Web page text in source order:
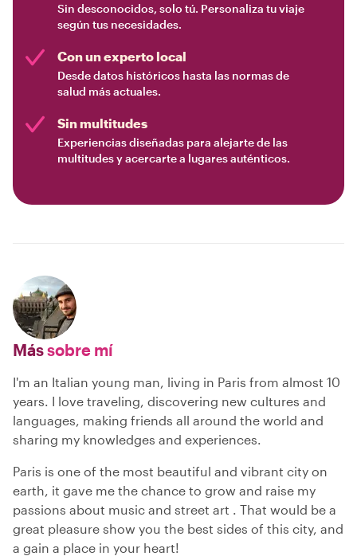
Sin desconocidos, solo tú. Personaliza tu viaje
según tus necesidades.
Con un experto local
Desde datos históricos hasta las normas de
salud más actuales.
Sin multitudes
Experiencias diseñadas para alejarte de las
multitudes y acercarte a lugares auténticos.
Mássobre mí
I'm an Italian young man, living in Paris from almost 10
years. I love traveling, discovering new cultures and
languages, making friends all around the world and
sharing my knowledges and experiences.
Paris is one of the most beautiful and vibrant city on
earth, it gave me the chance to grow and raise my
passions about music and street art . That would be a
great pleasure show you the best sides of this city, and
a gain a place in your heart!